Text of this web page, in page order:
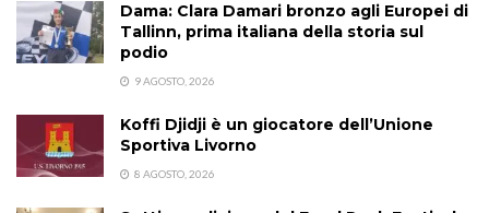
Dama: Clara Damari bronzo agli Europei di
Tallinn, prima italiana della storia sul
podio
9 AGOSTO, 2026
Koffi Djidji è un giocatore dell’Unione
Sportiva Livorno
8 AGOSTO, 2026